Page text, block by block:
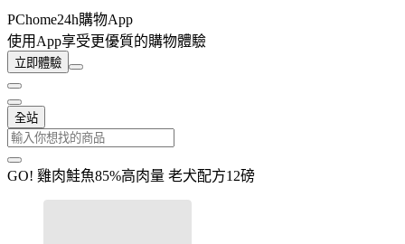
PChome24h購物App
使用App享受更優質的購物體驗
立即體驗
全站
GO! 雞肉鮭魚85%高肉量 老犬配方12磅